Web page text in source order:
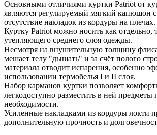
Основными отличиями куртки Patriot от
являются регулируемый мягкий капюшон
отсутствие накладок из кордуры на плечах.
Куртку Patriot можно носить как отдельно,
утепляющего среднего слоя одежды.
Несмотря на внушительную толщину
мешает телу "дышать" и за счёт полого
материала отводит испарения, особенно
использовании термобелья I и II слоя.
Набор карманов куртки позволяет
легкодоступно разместить в ней предметы
необходимости.
Усиленные накладками из кордуры локти
дополнительную прочность и